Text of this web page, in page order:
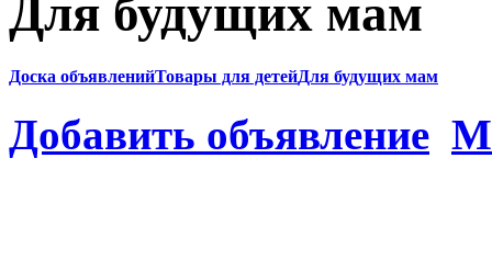
Для будущих мам
Доска объявленийТовары для детейДля будущих мам
Добавить объявление